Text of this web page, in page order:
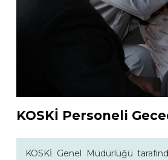
KOSKİ Personeli
KOSKİ Genel Müdürlüğü